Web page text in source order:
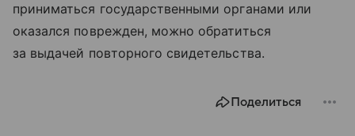
приниматься государственными органами или
оказался поврежден, можно обратиться
за выдачей повторного свидетельства.
Поделиться